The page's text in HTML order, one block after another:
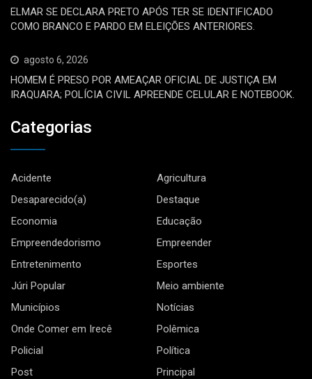
ELMAR SE DECLARA PRETO APÓS TER SE IDENTIFICADO
COMO BRANCO E PARDO EM ELEIÇÕES ANTERIORES.
agosto 6, 2026
HOMEM É PRESO POR AMEAÇAR OFICIAL DE JUSTIÇA EM
IRAQUARA; POLÍCIA CIVIL APREENDE CELULAR E NOTEBOOK.
Categorias
Acidente
Agricultura
Desaparecido(a)
Destaque
Economia
Educação
Empreendedorismo
Empreender
Entretenimento
Esportes
Júri Popular
Meio ambiente
Municípios
Notícias
Onde Comer em Irecê
Polêmica
Policial
Política
Post
Principal